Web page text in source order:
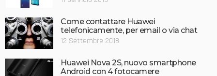
Come contattare Huawei
telefonicamente, per email o via chat
12 Settembre 2018
Huawei Nova 2S, nuovo smartphone
Android con 4 fotocamere